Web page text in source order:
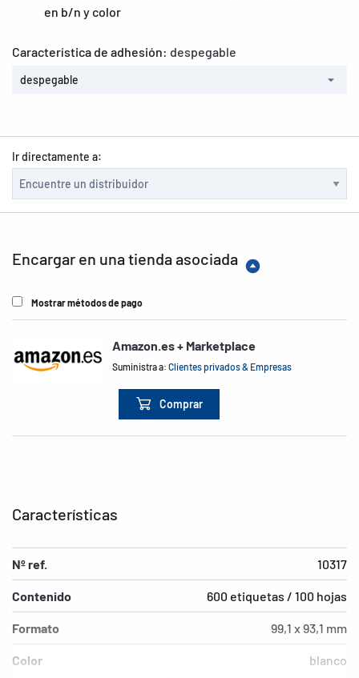
en b/n y color
Característica de adhesión: despegable
despegable
Ir directamente a:
Encargar en una tienda asociada
Mostrar métodos de pago
Amazon.es + Marketplace
Suministra a:Clientes privados & Empresas
Comprar
Características
Nº ref. 10317
Contenido 600 etiquetas / 100 hojas
Formato 99,1 x 93,1 mm
Color blanco